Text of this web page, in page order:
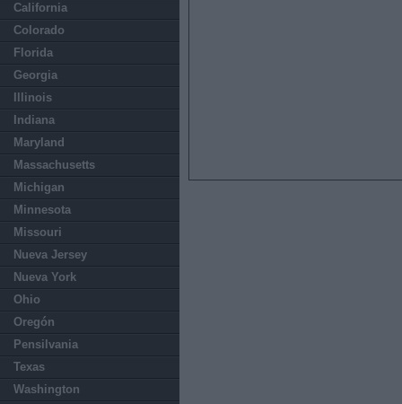
California
Colorado
Florida
Georgia
Illinois
Indiana
Maryland
Massachusetts
Michigan
Minnesota
Missouri
Nueva Jersey
Nueva York
Ohio
Oregón
Pensilvania
Texas
Washington